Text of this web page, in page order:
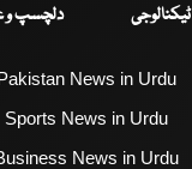
ٹیکنالوجی
دلچسپ
News in Urdu
Sports News in Urdu
News in Urdu